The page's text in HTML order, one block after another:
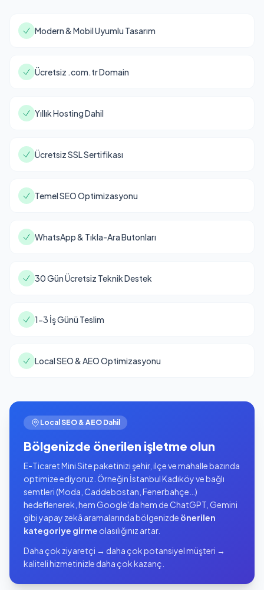
Modern & Mobil Uyumlu Tasarım
Ücretsiz .com.tr Domain
Yıllık Hosting Dahil
Ücretsiz SSL Sertifikası
Temel SEO Optimizasyonu
WhatsApp & Tıkla-Ara Butonları
30 Gün Ücretsiz Teknik Destek
1-3 İş Günü Teslim
Local SEO & AEO Optimizasyonu
Local SEO & AEO Dahil
Bölgenizde önerilen işletme olun
E-Ticaret Mini Site paketinizi şehir, ilçe ve mahalle bazında
optimize ediyoruz. Örneğin İstanbul Kadıköy ve bağlı
semtleri (Moda, Caddebostan, Fenerbahçe…)
hedeflenerek, hem Google'da hem de ChatGPT, Gemini
gibi yapay zekâ aramalarında bölgenizde önerilen
kategoriye girme olasılığınız artar.
Daha çok ziyaretçi → daha çok potansiyel müşteri →
kaliteli hizmetinizle daha çok kazanç.